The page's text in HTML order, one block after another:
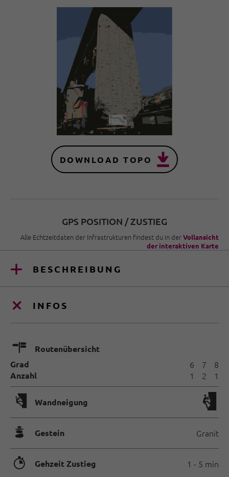
DOWNLOAD TOPO
GPS POSITION / ZUSTIEG
Alle Echtzeitdaten der Infrastrukturen findest du in derVollansicht
der interaktiven Karte
BESCHREIBUNG
INFOS
🍫
Routenübersicht
Grad
Anzahl
6
1
7
2
8
1
🅩 Wandneigung
🞾 Gestein Granit
🐲 Gehzeit Zustieg 1 - 5 min